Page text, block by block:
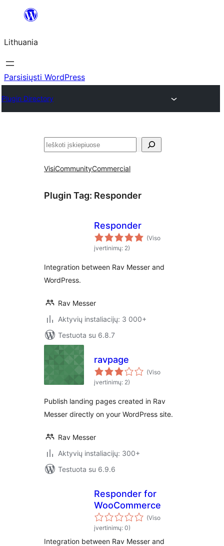
turinio
Lithuania
Parsisiųsti WordPress
Plugin Directory
Paieška
VisiCommunityCommercial
Plugin Tag: Responder
Responder
(Viso
įvertinimų: 2)
Integration between Rav Messer and
WordPress.
Rav Messer
Aktyvių instaliacijų: 3 000+
Testuota su 6.8.7
ravpage
(Viso
įvertinimų: 2)
Publish landing pages created in Rav
Messer directly on your WordPress site.
Rav Messer
Aktyvių instaliacijų: 300+
Testuota su 6.9.6
Responder for
WooCommerce
(Viso
įvertinimų: 0)
Integration between Rav Messer and